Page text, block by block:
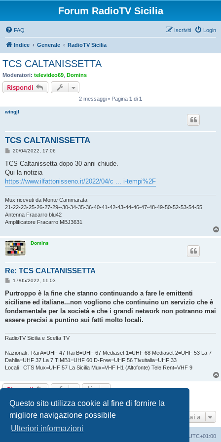
Questo sito utilizza cookie al fine di fornire la
migliore navigazione possibile
Ulteriori informazioni
Forum RadioTV Sicilia
FAQ Login
Iscriviti
Indice Generale RadioTV Sicilia
TCS CALTANISSETTA
Moderatori: televideo69 Domins
Rispondi
2 messaggi • Pagina 1 di 1
wingjl
TCS CALTANISSETTA
M
s
a
g
g
20/04/2022, 17:06
TCS Caltanissetta dopo 30 anni chiude.
Qui la notizia
https://www.ilfattonisseno.it/2022/04/c ... i-tempi%2F
Mux ricevuti da Monte Cammarata
21-22-23-25-26-27-29--30-34-35-36-40-41-42-43-44-46-47-48-49-50-52-53-54-55
Antenna Fracarro blu42
Amplificatore Fracarro MBJ3631
Domins
Re: TCS CALTANISSETTA
M
s
a
g
i
17/05/2022, 11:03
Purtroppo è la fine che stanno continuando a fare le emittenti
siciliane ed italiane...non vogliono che continuino un servizio che è
fondamentale per la società e che i grandi network non potranno mai
essere precisi a puntino sui fatti molto locali.
RadioTV Sicilia e Scelta TV
Nazionali : Rai A=UHF 47 Rai B=UHF 67 Mediaset 1=UHF 68 Mediaset 2=UHF 53 La 7
Dahlia=UHF 37 La 7 TIMB1=UHF 60 D-Free=UHF 56 Tivuitalia=UHF 33
Locali : CTS Mux=UHF 57 La Sicilia Mux=VHF H1 (Altofonte) Tele Rent=VHF 9
Rispondi
2 messaggi • Pagina1 di1
Vai a
UTC+01:00